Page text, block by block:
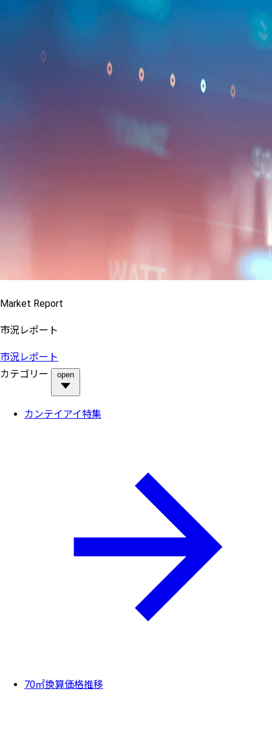
Market Report
市況レポート
市況レポート
カテゴリー
open
カンテイアイ特集
70㎡換算価格推移